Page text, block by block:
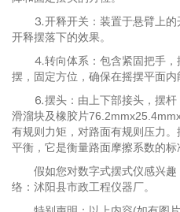
⒊开释开关：装置于悬臂上的
开释摆落下的效果。
⒋转向体系：包含紧固把手，
摆，固定方位，确保在摇摆平面内
⒍摆头：由上下部接头，摆杆
滑溜块及橡胶片
有规则力矩，对路面有规则压力
平衡，它是衡量路面摩擦系数的标
假如您对数字式摆式仪感兴趣
络：沭阳县市政工程仪器厂。